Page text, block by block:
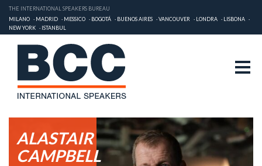
THE INTERNATIONAL SPEAKERS BUREAU
MILANO
MADRID MESSICO BOGOTÁ BUENOS AIRES VANCOUVER LONDRA
LISBONA
NEW YORK
ISTANBUL
ALASTAIR
CAMPBELL